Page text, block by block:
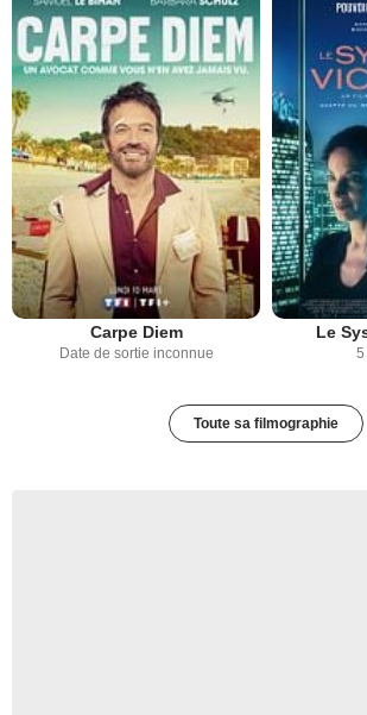
Carpe Diem
Date de sortie inconnue
Le
5
Toute sa filmographie